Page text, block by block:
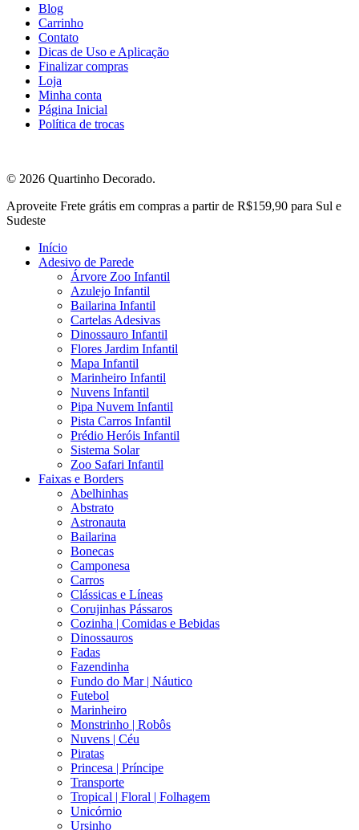
Blog
Carrinho
Contato
Dicas de Uso e Aplicação
Finalizar compras
Loja
Minha conta
Página Inicial
Política de trocas
© 2026 Quartinho Decorado.
Close
Menu
Aproveite Frete grátis em compras a partir de R$159,90 para Sul e
Sudeste
Início
Adesivo de Parede
Árvore Zoo Infantil
Azulejo Infantil
Bailarina Infantil
Cartelas Adesivas
Dinossauro Infantil
Flores Jardim Infantil
Mapa Infantil
Marinheiro Infantil
Nuvens Infantil
Pipa Nuvem Infantil
Pista Carros Infantil
Prédio Heróis Infantil
Sistema Solar
Zoo Safari Infantil
Faixas e Borders
Abelhinhas
Abstrato
Astronauta
Bailarina
Bonecas
Camponesa
Carros
Clássicas e Líneas
Corujinhas Pássaros
Cozinha | Comidas e Bebidas
Dinossauros
Fadas
Fazendinha
Fundo do Mar | Náutico
Futebol
Marinheiro
Monstrinho | Robôs
Nuvens | Céu
Piratas
Princesa | Príncipe
Transporte
Tropical | Floral | Folhagem
Unicórnio
Ursinho